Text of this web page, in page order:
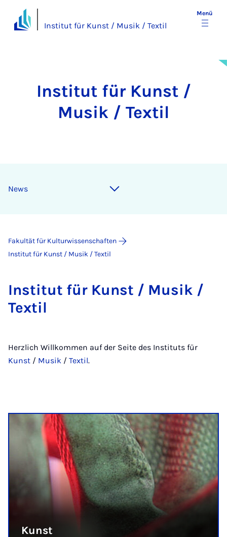
Institut für Kunst / Musik / Textil
Menü
In­­s­ti­tut für Kunst /
Mu­­sik / Tex­til
News
Fakultät für Kulturwissenschaften
Institut für Kunst / Musik / Textil
In­sti­tut für Kunst / Mu­sik /
Tex­til
Herzlich Willkommen auf der Seite des Instituts für
Kunst / Musik / Textil.
Kunst